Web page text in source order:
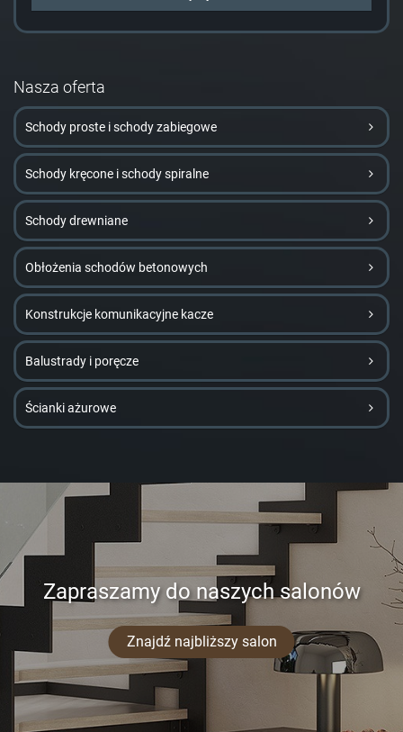
Nasza oferta
Schody proste i schody zabiegowe
Schody kręcone i schody spiralne
Schody drewniane
Obłożenia schodów betonowych
Konstrukcje komunikacyjne kacze
Balustrady i poręcze
Ścianki ażurowe
Zapraszamy do naszych salonów
Znajdź najbliższy salon